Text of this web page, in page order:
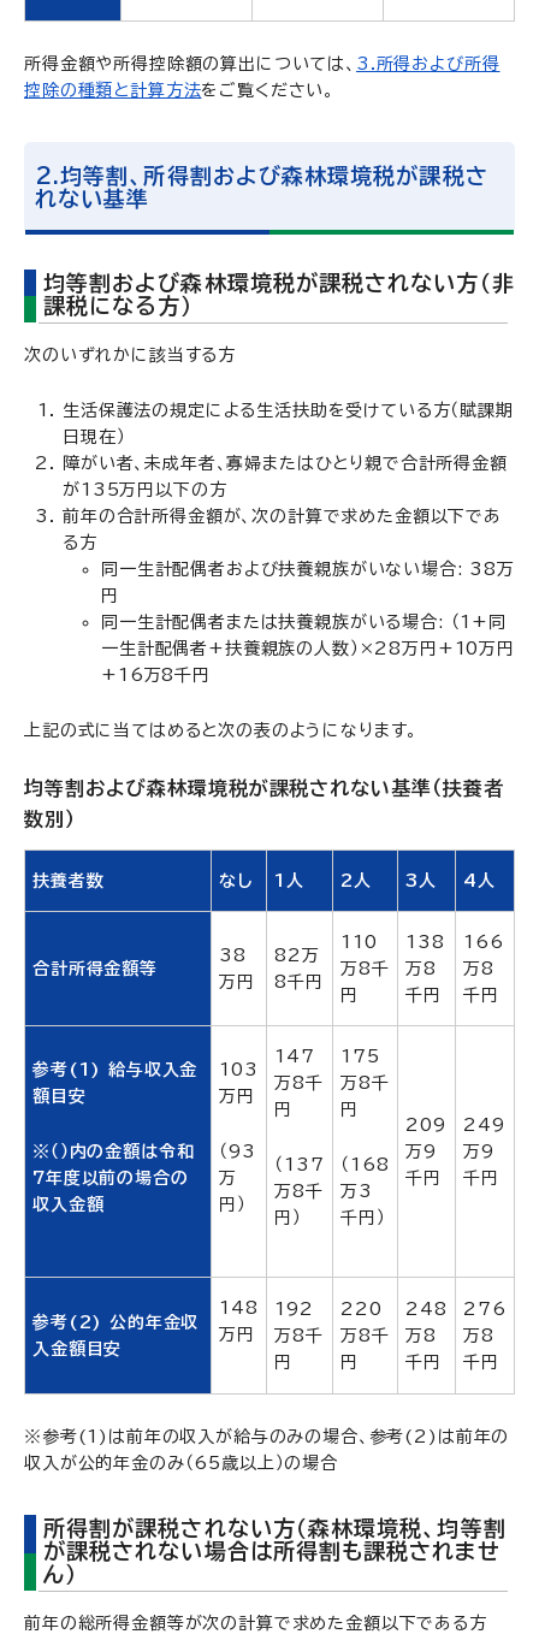
所得金額や所得控除額の算出については、 3.所得および所得
控除の種類と計算方法をご覧ください。
2.均等割、所得割および森林環境税が課税さ
れない基準
均等割および森林環境税が課税されない方（非
課税になる方）
次のいずれかに該当する方
生活保護法の規定による生活扶助を受けている方（賦課期
日現在）
障がい者、未成年者、寡婦またはひとり親で合計所得金額
が135万円以下の方
前年の合計所得金額が、次の計算で求めた金額以下であ
る方
同一生計配偶者および扶養親族がいない場合: 38万
円
同一生計配偶者または扶養親族がいる場合: （1+同
一生計配偶者+扶養親族の人数）×28万円+10万円
+16万8千円
上記の式に当てはめると次の表のようになります。
均等割および森林環境税が課税されない基準（扶養者
数別）
扶養者数 なし 1人 2人 3人 4人
合計所得金額等
38
万円
82万
8千円
110
万8千
円
138
万8
千円
166
万8
千円
参考(1) 給与収入金
額目安
※（）内の金額は令和
7年度以前の場合の
収入金額
103
万円
（93
万
円）
147
万8千
円
（137
万8千
円）
175
万8千
円
（168
万3
千円）
209
万9
千円
249
万9
千円
参考(2) 公的年金収
入金額目安
148
万円
192
万8千
円
220
万8千
円
248
万8
千円
276
万8
千円
※参考(1)は前年の収入が給与のみの場合、参考(2)は前年の
収入が公的年金のみ（65歳以上）の場合
所得割が課税されない方（森林環境税、均等割
が課税されない場合は所得割も課税されませ
ん）
前年の総所得金額等が次の計算で求めた金額以下である方